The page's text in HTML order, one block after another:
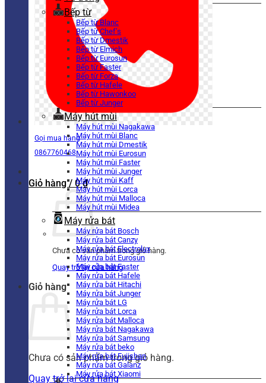
Gọi mua hàng
0867760468
Giỏ hàng / 0₫
Chưa có sản phẩm trong giỏ hàng.
Quay trở lại cửa hàng
Giỏ hàng
Chưa có sản phẩm trong giỏ hàng.
Quay trở lại cửa hàng
Bếp từ
Bếp từ Blanc
Bếp từ Chef’s
Bếp từ Dmestik
Bếp từ Elmich
Bếp từ Eurosun
Bếp từ Faster
Bếp từ Forza
Bếp từ Hafele
Bếp từ Hawonkoo
Bếp từ Junger
Máy hút mùi
Máy hút mùi Nagakawa
Máy hút mùi Blanc
Máy hút mùi Dmestik
Máy hút mùi Eurosun
Máy hút mùi Faster
Máy hút mùi Junger
Máy hút mùi Kaff
Máy hút mùi Lorca
Máy hút mùi Malloca
Máy hút mùi Midea
Máy rửa bát
Máy rửa bát Bosch
Máy rửa bát Canzy
Máy rửa bát Electrolux
Máy rửa bát Eurosun
Máy rửa bát Faster
Máy rửa bát Hafele
Máy rửa bát Hitachi
Máy rửa bát Junger
Máy rửa bát LG
Máy rửa bát Lorca
Máy rửa bát Malloca
Máy rửa bát Nagakawa
Máy rửa bát Samsung
Máy rửa bát beko
Máy rửa bát Fujishan
Máy rửa bát Galanz
Máy rửa bát Xiaomi